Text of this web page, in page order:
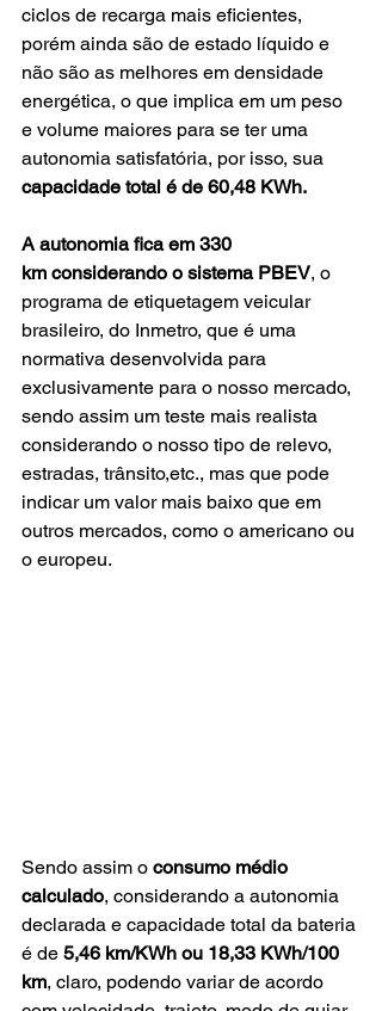
ciclos de recarga mais eficientes,
porém ainda são de estado líquido e
não são as melhores em densidade
energética, o que implica em um peso
e volume maiores para se ter uma
autonomia satisfatória, por isso, sua
capacidade total é de 60,48 KWh.
A autonomia fica em 330
km considerando o sistema PBEV, o
programa de etiquetagem veicular
brasileiro, do Inmetro, que é uma
normativa desenvolvida para
exclusivamente para o nosso mercado,
sendo assim um teste mais realista
considerando o nosso tipo de relevo,
estradas, trânsito,etc., mas que pode
indicar um valor mais baixo que em
outros mercados, como o americano ou
o europeu.
Sendo assim o consumo médio
calculado, considerando a autonomia
declarada e capacidade total da bateria
é de 5,46 km/KWh ou 18,33 KWh/100
km, claro, podendo variar de acordo